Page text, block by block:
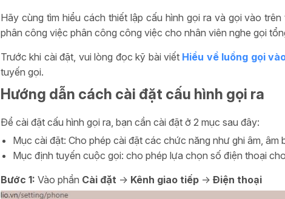
Hãy cùng tìm hiểu cách thiết lập cấu hình gọi ra và gọi vào
phân công việc phân công công việc cho nhân viên nghe gọi
Trước khi cài đặt, vui lòng đọc kỹ bài viết Hiểu về luồng gọi
tuyến gọi.
Hướng dẫn cách cài đặt cấu hình gọi ra
Để cài đặt cấu hình gọi ra, bạn cần cài đặt ở 2 mục sau đây:
Mục cài đặt: Cho phép cài đặt các chức năng như ghi âm, âm
Mục định tuyến cuộc gọi: cho phép lựa chọn số điện thoại
Bước 1: Vào phần Cài đặt -> Kênh giao tiếp -> Điện thoại